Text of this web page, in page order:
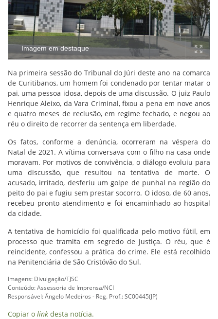
Imagem em destaque
Na primeira sessão do Tribunal do Júri deste ano na comarca
de Curitibanos, um homem foi condenado por tentar matar o
pai, uma pessoa idosa, depois de uma discussão. O juiz Paulo
Henrique Aleixo, da Vara Criminal, fixou a pena em nove anos
e quatro meses de reclusão, em regime fechado, e negou ao
réu o direito de recorrer da sentença em liberdade.
Os fatos, conforme a denúncia, ocorreram na véspera do
Natal de 2021. A vítima conversava com o filho na casa onde
moravam. Por motivos de convivência, o diálogo evoluiu para
uma discussão, que resultou na tentativa de morte. O
acusado, irritado, desferiu um golpe de punhal na região do
peito do pai e fugiu sem prestar socorro. O idoso, de 60 anos,
recebeu pronto atendimento e foi encaminhado ao hospital
da cidade.
A tentativa de homicídio foi qualificada pelo motivo fútil, em
processo que tramita em segredo de justiça. O réu, que é
reincidente, confessou a prática do crime. Ele está recolhido
na Penitenciária de São Cristóvão do Sul.
Imagens: Divulgação/TJSC
Conteúdo: Assessoria de Imprensa/NCI
Responsável: Ângelo Medeiros - Reg. Prof.: SC00445(JP)
Copiar o link desta notícia.